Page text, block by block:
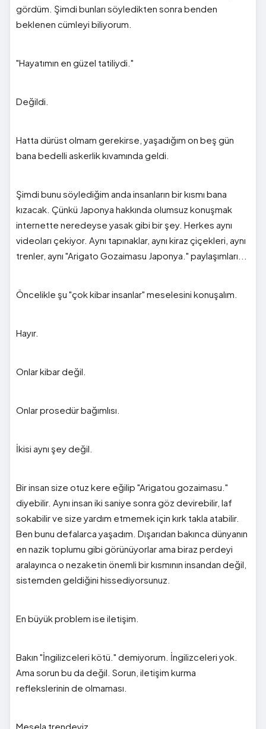
gördüm. Şimdi bunları söyledikten sonra benden
beklenen cümleyi biliyorum.
"Hayatımın en güzel tatiliydi."
Değildi.
Hatta dürüst olmam gerekirse, yaşadığım on beş gün
bana bedelli askerlik kıvamında geldi.
Şimdi bunu söylediğim anda insanların bir kısmı bana
kızacak. Çünkü Japonya hakkında olumsuz konuşmak
internette neredeyse yasak gibi bir şey. Herkes aynı
videoları çekiyor. Aynı tapınaklar, aynı kiraz çiçekleri, aynı
trenler, aynı "Arigato Gozaimasu Japonya." paylaşımları...
Öncelikle şu "çok kibar insanlar" meselesini konuşalım.
Hayır.
Onlar kibar değil.
Onlar prosedür bağımlısı.
İkisi aynı şey değil.
Bir insan size otuz kere eğilip "Arigatou gozaimasu."
diyebilir. Aynı insan iki saniye sonra göz devirebilir, laf
sokabilir ve size yardım etmemek için kırk takla atabilir.
Ben bunu defalarca yaşadım. Dışarıdan bakınca dünyanın
en nazik toplumu gibi görünüyorlar ama biraz perdeyi
aralayınca o nezaketin önemli bir kısmının insandan değil,
sistemden geldiğini hissediyorsunuz.
En büyük problem ise iletişim.
Bakın "İngilizceleri kötü." demiyorum. İngilizceleri yok.
Ama sorun bu da değil. Sorun, iletişim kurma
reflekslerinin de olmaması.
Mesela trendeyiz.